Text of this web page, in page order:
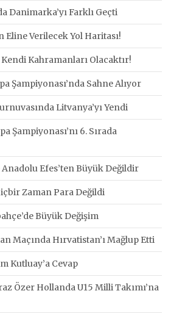
Danimarka’yı Farklı Geçti
Eline Verilecek Yol Haritası!
Kahramanları Olacaktır!
Şampiyonası’nda Sahne Alıyor
Litvanya’yı Yendi
Şampiyonası’nı 6. Sırada
Efes’ten Büyük Değildir
Zaman Para Değildi
Büyük Değişim
Maçında Hırvatistan’ı Mağlup Etti
Kutluay’a Cevap
Özer Hollanda U15 Milli Takımı’na